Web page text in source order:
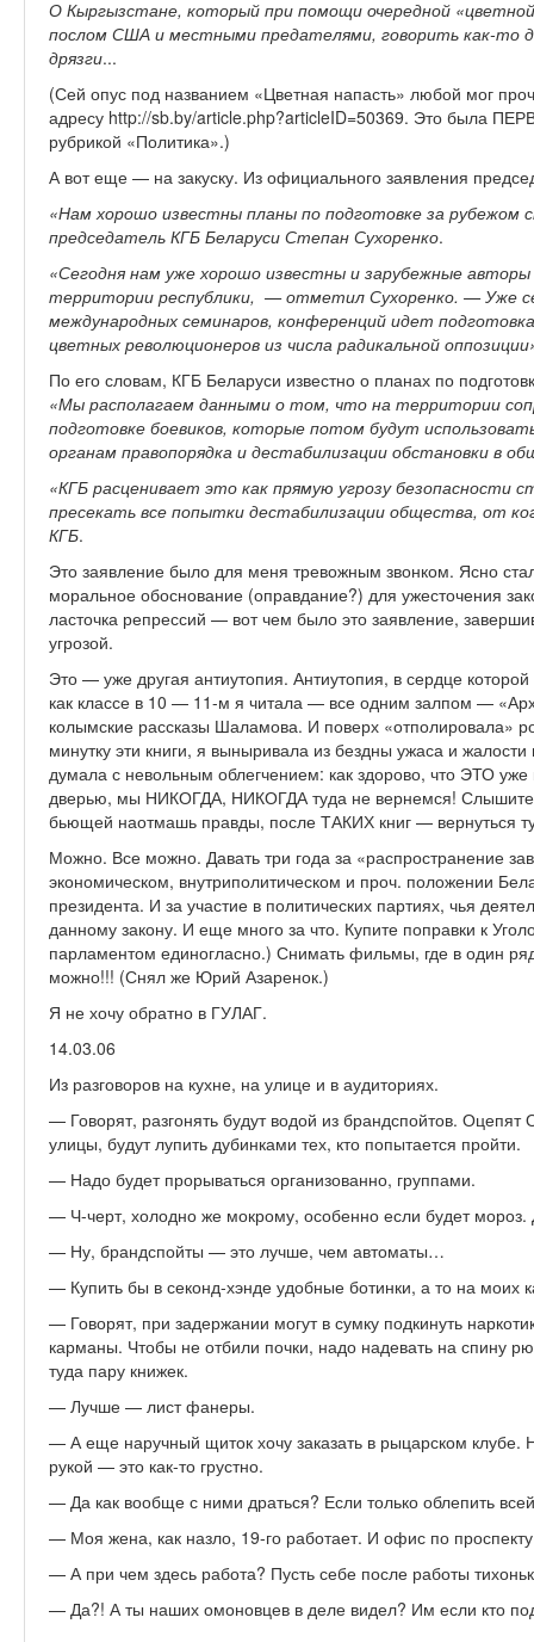
О Кыргызстане, который при помощи очередной
послом США и местными предателями, говорить как-то
дрязги...
(Сей опус под названием «Цветная напасть» любой мог
адресу http://sb.by/article.php?articleID=50369. Это была
рубрикой «Политика».)
А вот еще — на закуску. Из официального заявления
«Нам хорошо известны планы по подготовке за рубежом
председатель КГБ Беларуси Степан Сухоренко.
«Сегодня нам уже хорошо известны и зарубежные
территории республики, — отметил Сухоренко. — Уже
международных семинаров, конференций идет
цветных революционеров из числа радикальной
По его словам, КГБ Беларуси известно о планах по
«Мы располагаем данными о том, что на территории
подготовке боевиков, которые потом будут
органам правопорядка и дестабилизации обстановки в
«КГБ расценивает это как прямую угрозу
пресекать все попытки дестабилизации общества, от
КГБ.
Это заявление было для меня тревожным звонком. Ясно
моральное обоснование (оправдание?) для ужесточе­ния
ласточка репрессий — вот чем было это заявление,
угрозой.­
Это — уже другая антиутопия. Антиутопия, в сердце
как классе в 10 — 11-м я читала — все одним залпом —
колымские рассказы Шаламова. И поверх «отполировала»
минутку эти книги, я выныривала из бездны ужаса и
думала с невольным облегчением: как здорово, что ЭТО
дверью, мы НИКОГДА, НИКОГДА туда не вернемся!
бьющей наотмашь правды, после ТАКИХ книг — вернуться
Можно. Все можно. Давать три года за «распространение
экономическом, внутриполитическом и проч. положении
президента. И за участие в политических партиях, чья
данному закону. И еще много за что. Купите поправки к
парламентом единогласно.) Снимать фильмы, где в один
можно!!! (Снял же Юрий Азаренок.)
Я не хочу обратно в ГУЛАГ.
14.03.06
Из разговоров на кухне, на улице и в аудиториях.
— Говорят, разгонять будут водой из брандспойтов.
улицы, будут лупить дубинками тех, кто попытается пройти.
— Надо будет прорываться организованно, группами.
— Ч-черт, холодно же мокрому, особенно если будет
— Ну, брандспойты — это лучше, чем автоматы…
— Купить бы в секонд-хэнде удобные ботинки, а то на моих
— Говорят, при задержании могут в сумку подкинуть
карманы. Чтобы не отбили почки, надо надевать на спину
туда пару книжек.
— Лучше — лист фанеры.
— А еще наручный щиток хочу заказать в рыцарском клубе.
рукой — это как-то грустно.
— Да как вообще с ними драться? Если только облепить
— Моя жена, как назло, 19-го работает. И офис по
— А при чем здесь работа? Пусть себе после работы
— Да?! А ты наших омоновцев в деле видел? Им если кто